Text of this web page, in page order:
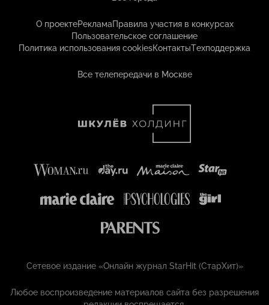
О проектеРекламаПравила участия в конкурсах
Пользовательское соглашение
Политика использования cookiesКонтактыТехподдержка
Все телепередачи в Москве
Сетевое издание «Онлайн журнал StarHit (СтарХит)»
Любое воспроизведение материалов сайта без разрешения